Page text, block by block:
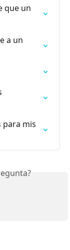
que un
a un
para mis